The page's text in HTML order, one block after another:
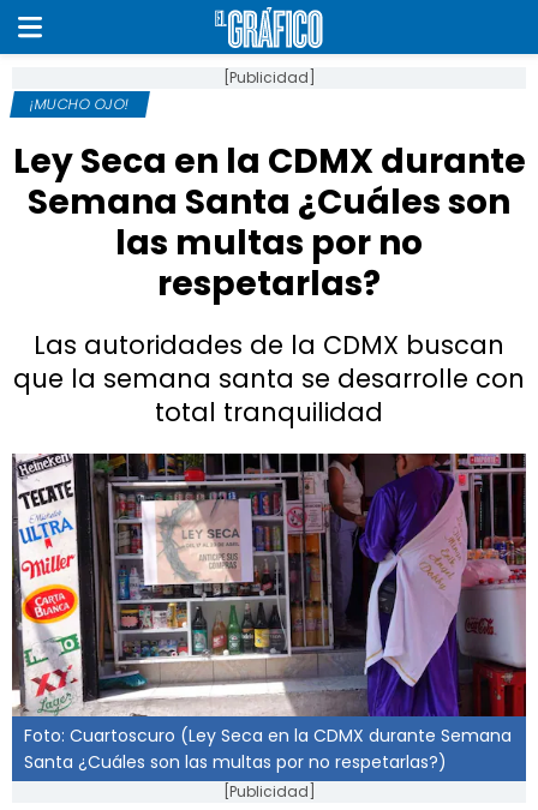
[Publicidad]
¡MUCHO OJO!
Ley Seca en la CDMX durante
Semana Santa ¿Cuáles son
las multas por no
respetarlas?
Las autoridades de la CDMX buscan
que la semana santa se desarrolle con
total tranquilidad
Foto: Cuartoscuro (Ley Seca en la CDMX durante Semana
Santa ¿Cuáles son las multas por no respetarlas?)
[Publicidad]